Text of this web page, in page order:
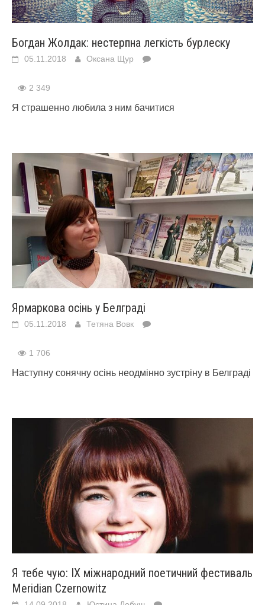
Богдан Жолдак: нестерпна легкість бурлеску
05.11.2018 Оксана Щур
2 349
Я страшенно любила з ним бачитися
Ярмаркова осінь у Белграді
05.11.2018 Тетяна Вовк
1 706
Наступну сонячну осінь неодмінно зустріну в Белграді
Я тебе чую: ІХ міжнародний поетичний фестиваль
Meridian Czernowitz